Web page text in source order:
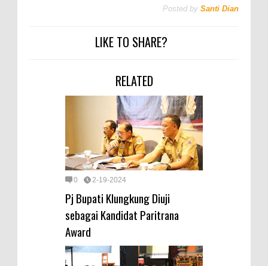
Posted by Santi Dian
LIKE TO SHARE?
RELATED
0 2-19-2024
Pj Bupati Klungkung Diuji
sebagai Kandidat Paritrana
Award